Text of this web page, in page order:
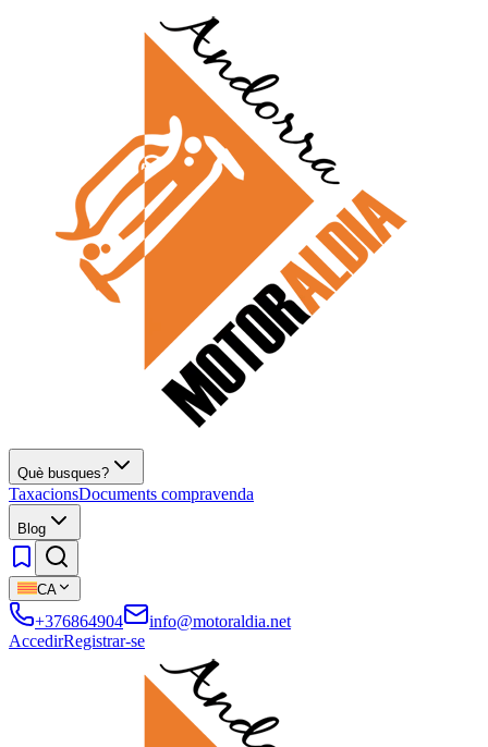
Què busques?
TaxacionsDocuments compravenda
Blog
CA
+376864904
info@motoraldia.net
AccedirRegistrar-se